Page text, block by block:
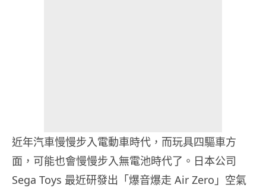
近年汽車慢慢步入電動車時代，而玩具四驅車方
面，可能也會慢慢步入無電池時代了。日本公司
Sega Toys 最近研發出「爆音爆走 Air Zero」空氣